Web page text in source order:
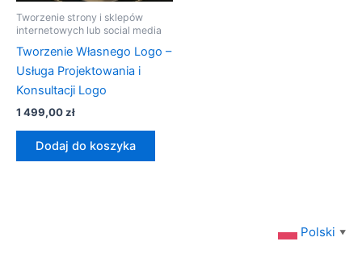
Tworzenie strony i sklepów
internetowych lub social media
Tworzenie Własnego Logo –
Usługa Projektowania i
Konsultacji Logo
1 499,00zł
Dodaj do koszyka
Polski ▼